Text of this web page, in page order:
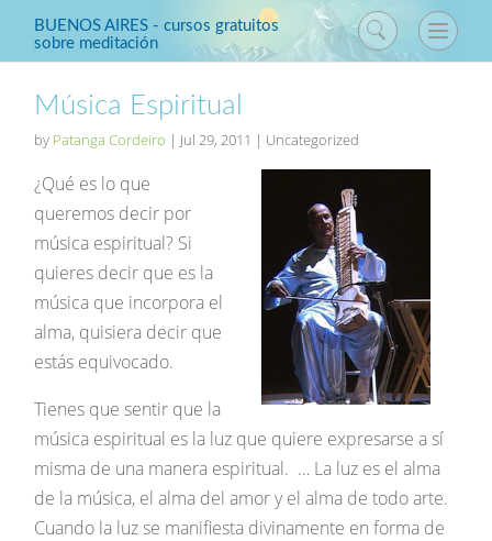
BUENOS AIRES - cursos gratuitos
sobre meditación
Música Espiritual
by Patanga Cordeiro | Jul 29, 2011 | Uncategorized
¿Qué es lo que
queremos decir por
música espiritual? Si
quieres decir que es la
música que incorpora el
alma, quisiera decir que
estás equivocado.
Tienes que sentir que la
música espiritual es la luz que quiere expresarse a sí
misma de una manera espiritual. … La luz es el alma
de la música, el alma del amor y el alma de todo arte.
Cuando la luz se manifiesta divinamente en forma de